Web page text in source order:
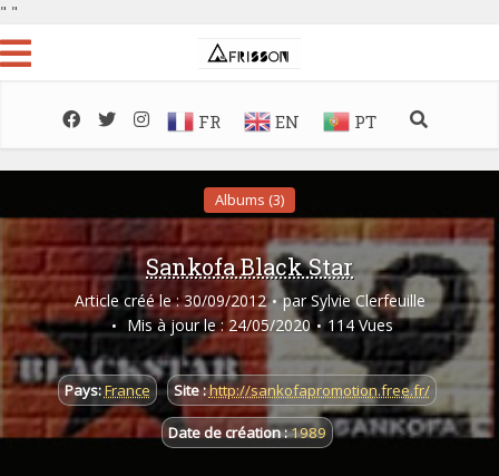
" "
FR EN PT
Albums (3)
Sankofa Black Star
Article créé le : 30/09/2012 par Sylvie Clerfeuille
Mis à jour le : 24/05/2020
114 Vues
Pays:France Site :http://sankofapromotion.free.fr/
Date de création :1989